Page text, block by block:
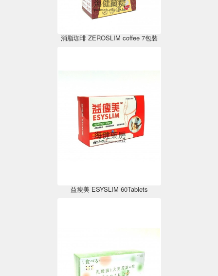
消脂珈琲 ZEROSLIM coffee 7包裝
益瘦美 ESYSLIM 60Tablets